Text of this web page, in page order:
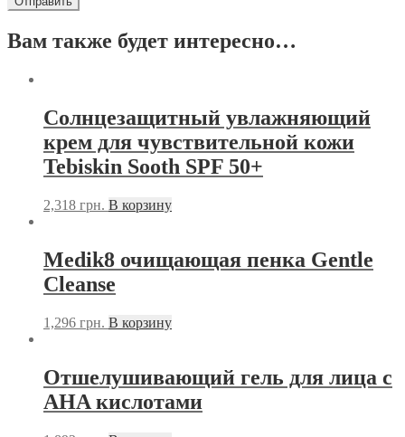
Вам также будет интересно…
Солнцезащитный увлажняющий
крем для чувствительной кожи
Tebiskin Sooth SPF 50+
2,318 грн. В корзину
Medik8 очищающая пенка Gentle
Cleanse
1,296 грн. В корзину
Отшелушивающий гель для лица с
AHA кислотами